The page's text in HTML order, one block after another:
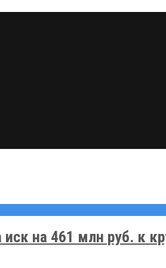
на 461 млн руб. к